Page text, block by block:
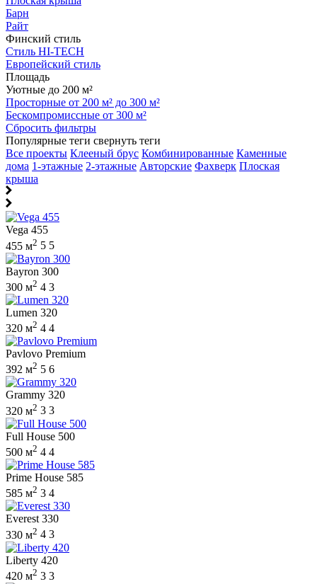
Барн
Райт
Финский стиль
Стиль HI-TECH
Европейский стиль
Площадь
Уютные до 200 м²
Просторные от 200 м² до 300 м²
Бескомпромиссные от 300 м²
Сбросить фильтры
Популярные теги свернуть теги
Все проекты Клееный брус Комбинированные Каменные
дома 1-этажные 2-этажные Авторские Фахверк Плоская
крыша
Vega 455
455 м2 5 5
Bayron 300
300 м2 4 3
Lumen 320
320 м2 4 4
Pavlovo Premium
392 м2 5 6
Grammy 320
320 м2 3 3
Full House 500
500 м2 4 4
Prime House 585
585 м2 3 4
Everest 330
330 м2 4 3
Liberty 420
420 м2 3 3